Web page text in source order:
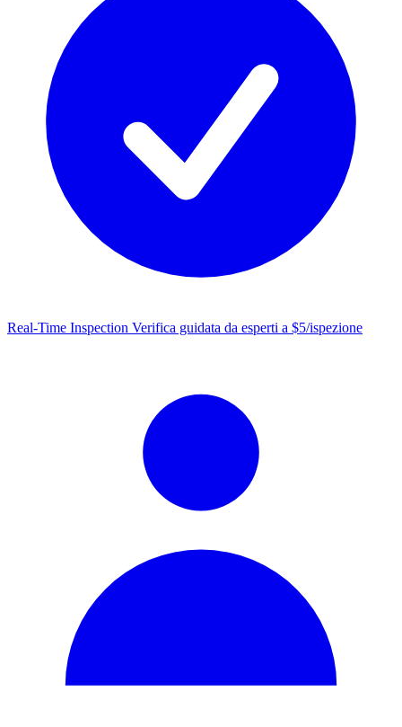
Real-Time Inspection Verifica guidata da esperti a $5/ispezione